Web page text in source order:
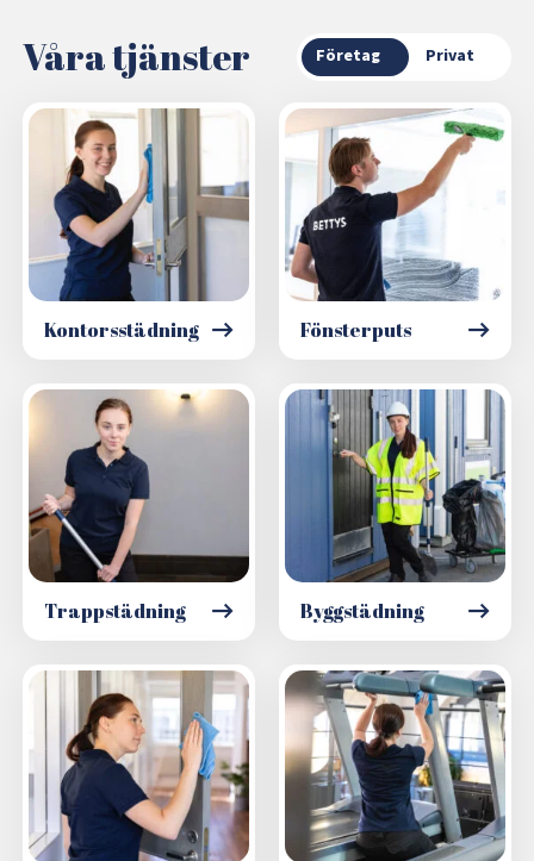
Våra tjänster Företag Privat
Kontorsstädning Fönsterputs
Trappstädning Byggstädning